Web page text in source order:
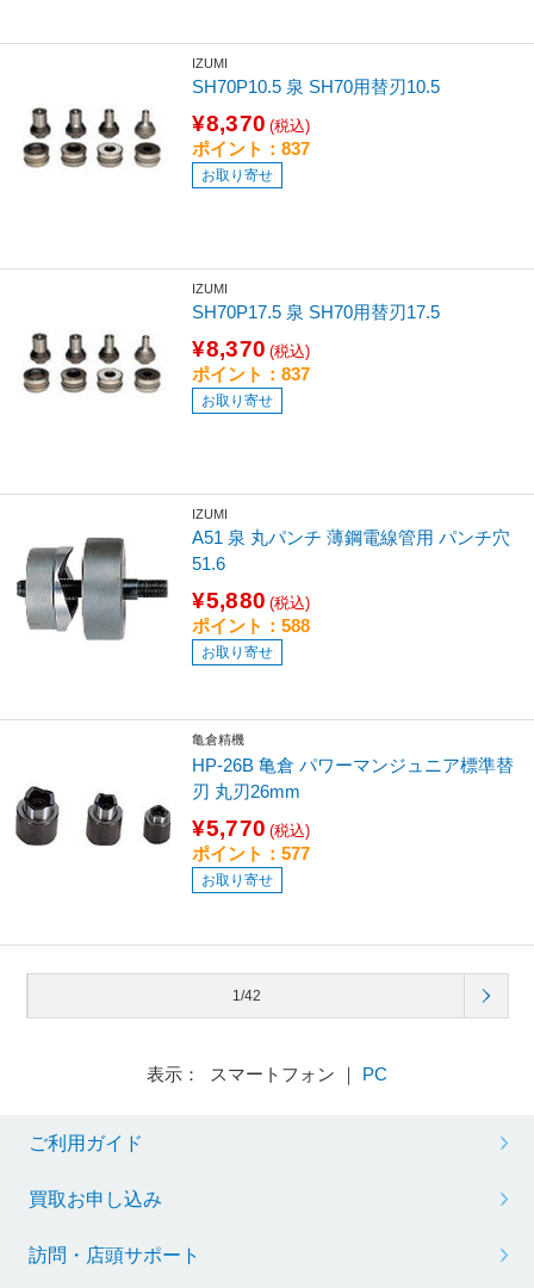
IZUMI
SH70P10.5 泉 SH70用替刃10.5
¥8,370 (税込)
ポイント：837
お取り寄せ
IZUMI
SH70P17.5 泉 SH70用替刃17.5
¥8,370 (税込)
ポイント：837
お取り寄せ
IZUMI
A51 泉 丸パンチ 薄鋼電線管用 パンチ穴
51.6
¥5,880 (税込)
ポイント：588
お取り寄せ
亀倉精機
HP-26B 亀倉 パワーマンジュニア標準替
刃 丸刃26mm
¥5,770 (税込)
ポイント：577
お取り寄せ
1/42
表示： スマートフォン ｜ PC
ご利用ガイド
買取お申し込み
訪問・店頭サポート